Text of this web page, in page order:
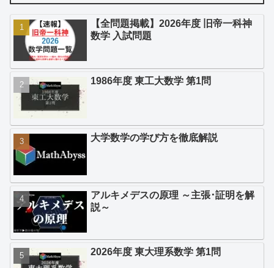
【全問題掲載】2026年度 旧帝一科神
数学 入試問題
1986年度 東工大数学 第1問
大学数学の学び方を徹底解説
アルキメデスの原理 ～主張･証明を解
説～
2026年度 東大理系数学 第1問